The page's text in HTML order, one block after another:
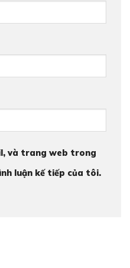
và trang web trong
luận kế tiếp của tôi.